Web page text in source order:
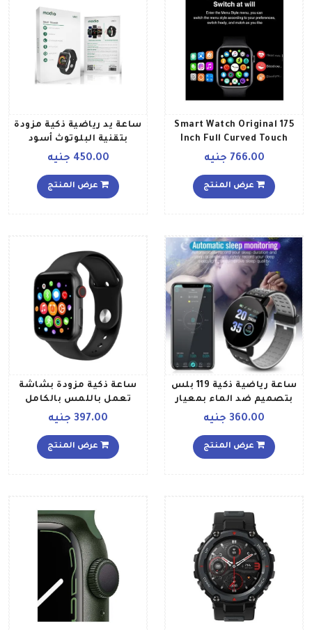
Smart Watch Original 175
Inch Full Curved Touch
Screen Bluetooth Call
Black
766.00 جنيه
عرض المنتج
ساعة يد رياضية ذكية مزودة
بتقنية البلوتوث أسود
450.00 جنيه
عرض المنتج
ساعة رياضية ذكية 119 بلس
بتصميم ضد الماء بمعيار
حماية IP67 وبمقياس لنبض360.00 جنيه
عرض المنتج
ساعة ذكية مزودة بشاشة
تعمل باللمس بالكامل
وتقنية بلوتوث ووظيفة
للاستبدال أسود
397.00 جنيه
عرض المنتج